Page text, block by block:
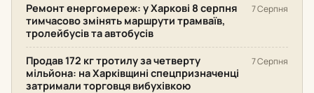
Ремонт енергомереж: у Харкові 8 серпня
тимчасово змінять маршрути трамваїв,
тролейбусів та автобусів
7 Серпня
Продав 172 кг тротилу за четверту
мільйона: на Харківщині спецпризначенці
затримали торговця вибухівкою
7 Серпня